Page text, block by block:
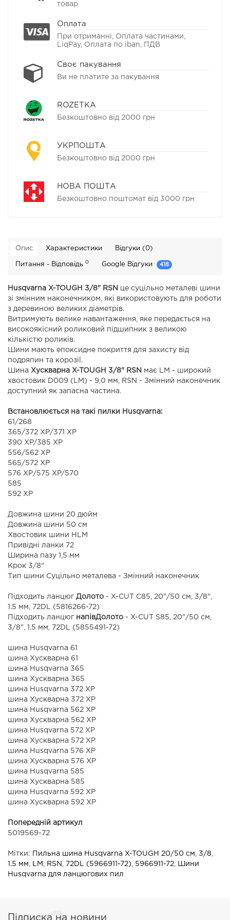
товар
Оплата
При отриманні, Оплата частинами,
LiqPay, Оплата по iban, ПДВ
Своє пакування
Ви не платите за пакування
ROZETKA
Безкоштовно від 2000 грн
УКРПОШТА
Безкоштовно від 2000 грн
НОВА ПОШТА
Безкоштовно поштомат від 3000 грн
Опис Характеристики Відгуки (0)
Питання - Відповідь 0 Google Відгуки 418
Husqvarna X-TOUGH 3/8" RSN це суцільно металеві шини
зі змінним наконечником, які використовують для роботи
з деревиною великих діаметрів.
Витримують велике навантаження, яке передається на
високоякісний роликовий підшипник з великою
кількістю роликів.
Шини мають епоксидне покриття для захисту від
подряпин та корозії.
Шина Хускварна X-TOUGH 3/8" RSN має LM - широкий
хвостовик D009 (LM) - 9,0 мм, RSN - Змінний наконечник
доступний як запасна частина.
Встановлюється на такі пилки Husqvarna:
61/268
365/372 ХР/371 XP
390 XP/385 XP
556/562 ХР
565/572 ХР
576 ХР/575 XP/570
585
592 XP
Довжина шини 20 дюйм
Довжина шини 50 см
Хвостовик шини HLM
Привідні ланки 72
Ширина пазу 1,5 мм
Крок 3/8"
Тип шини Суцільно металева - Змінний наконечник
Підходить ланцюг Долото - X-CUT C85, 20"/50 см, 3/8",
1.5 мм, 72DL (5816266-72)
Підходить ланцюг напівДолото - X-CUT S85, 20"/50 см,
3/8", 1.5 мм, 72DL (5855491-72)
шина Husqvarna 61
шина Хускварна 61
шина Husqvarna 365
шина Хускварна 365
шина Husqvarna 372 ХР
шина Хускварна 372 ХР
шина Husqvarna 562 ХР
шина Хускварна 562 ХР
шина Husqvarna 572 ХР
шина Хускварна 572 ХР
шина Husqvarna 576 ХР
шина Хускварна 576 ХР
шина Husqvarna 585
шина Хускварна 585
шина Husqvarna 592 XP
шина Хускварна 592 XP
Попередній артикул
5019569-72
Мітки: Пильна шина Husqvarna X-TOUGH 20/50 см 3/8
1.5 мм
LM RSN 72DL (5966911-72) 5966911-72
Шини
Husqvarna для ланцюгових пил
Підписка на новини